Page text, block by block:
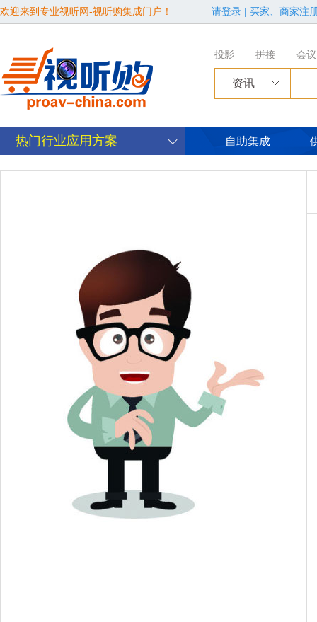
欢迎来到专业视听网-视听购集成门户！ 请登录 | 买家、商家注
投影 拼接 会议
资讯
热门行业应用方案 自助集成